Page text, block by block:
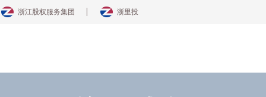
浙江股权服务集团 浙里投